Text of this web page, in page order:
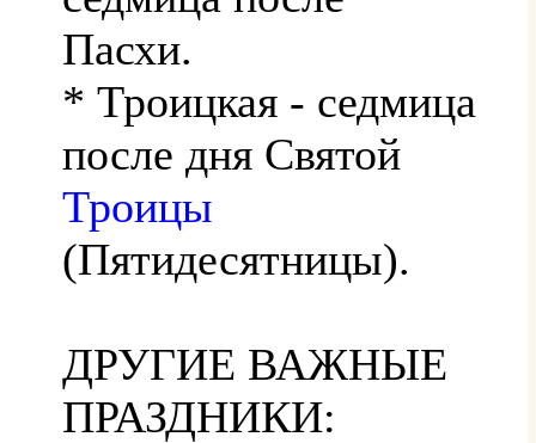
Пасхи.
* Троицкая - седмица
после дня Святой
Троицы
(Пятидесятницы).
ДРУГИЕ ВАЖНЫЕ
ПРАЗДНИКИ: